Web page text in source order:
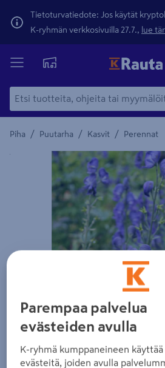
Tietoturvatiedote: Jos käytät
K-ryhmän verkkosivuilla 27.7., lue
Piha / Puutarha / Kasvit / Perennat
Yksityiskohtainen kuvaus löytyy
Parempaa palvelua
evästeiden avulla
K-ryhmä kumppaneineen käyttää
evästeitä, joiden avulla